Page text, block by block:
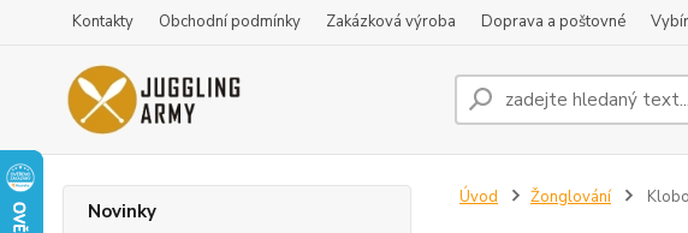
Kontakty Obchodní podmínky Zakázková výroba Doprava a poštovné
Novinky
Úvod Žonglování